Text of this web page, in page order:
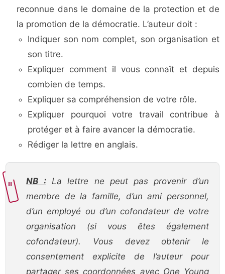
reconnue dans le domaine de la protection et de
la promotion de la démocratie. L’auteur doit :
Indiquer son nom complet, son organisation et
son titre.
Expliquer comment il vous connaît et depuis
combien de temps.
Expliquer sa compréhension de votre rôle.
Expliquer pourquoi votre travail contribue à
protéger et à faire avancer la démocratie.
Rédiger la lettre en anglais.
NB :La lettre ne peut pas provenir d’un
membre de la famille, d’un ami personnel,
d’un employé ou d’un cofondateur de votre
organisation (si vous êtes également
cofondateur). Vous devez obtenir le
consentement explicite de l’auteur pour
partager ses coordonnées avec One Young